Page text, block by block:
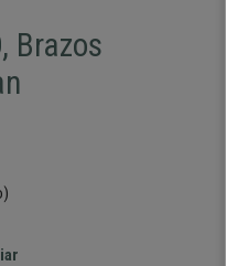
Brazos